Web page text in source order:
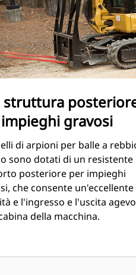
struttura
gravosi
di arpioni per balle a
sono dotati di un resistente
posteriore per impieghi
che consente un'eccellente
e l'ingresso e l'uscita
della macchina.